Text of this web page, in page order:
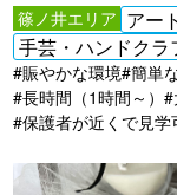
篠ノ井エリア アー
手芸・ハンドク
#賑やかな環境#簡単
#長時間（1時間～）
#保護者が近くで見学